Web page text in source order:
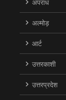
अपराध
अल्मोड़
आर्ट
उत्तरकाशी
उत्तरप्रदेश